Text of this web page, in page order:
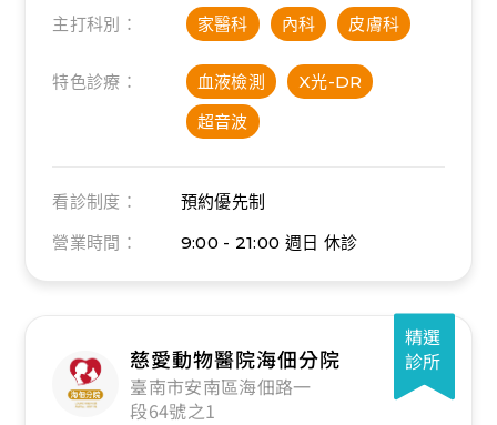
主打科別： 家醫科 內科 皮膚科
特色診療： 血液檢測
X光-DR
超音波
看診制度：
預約優先制
營業時間：
9:00 - 21:00 週日 休診
精選
診所
慈愛動物醫院海佃分院
臺南市安南區海佃路一
段64號之1